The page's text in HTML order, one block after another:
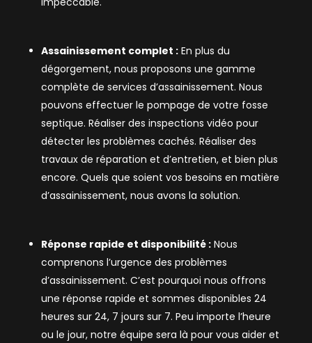
Assainissement complet :En plus du
dégorgement, nous proposons une gamme
complète de services d’assainissement. Nous
pouvons effectuer le pompage de votre fosse
septique. Réaliser des inspections vidéo pour
détecter les problèmes cachés. Réaliser des
travaux de réparation et d’entretien, et bien plus
encore. Quels que soient vos besoins en matière
d’assainissement, nous avons la solution.
Réponse rapide et disponibilité :Nous
comprenons l’urgence des problèmes
d’assainissement. C’est pourquoi nous offrons
une réponse rapide et sommes disponibles 24
heures sur 24, 7 jours sur 7. Peu importe l’heure
ou le jour, notre équipe sera là pour vous aider et